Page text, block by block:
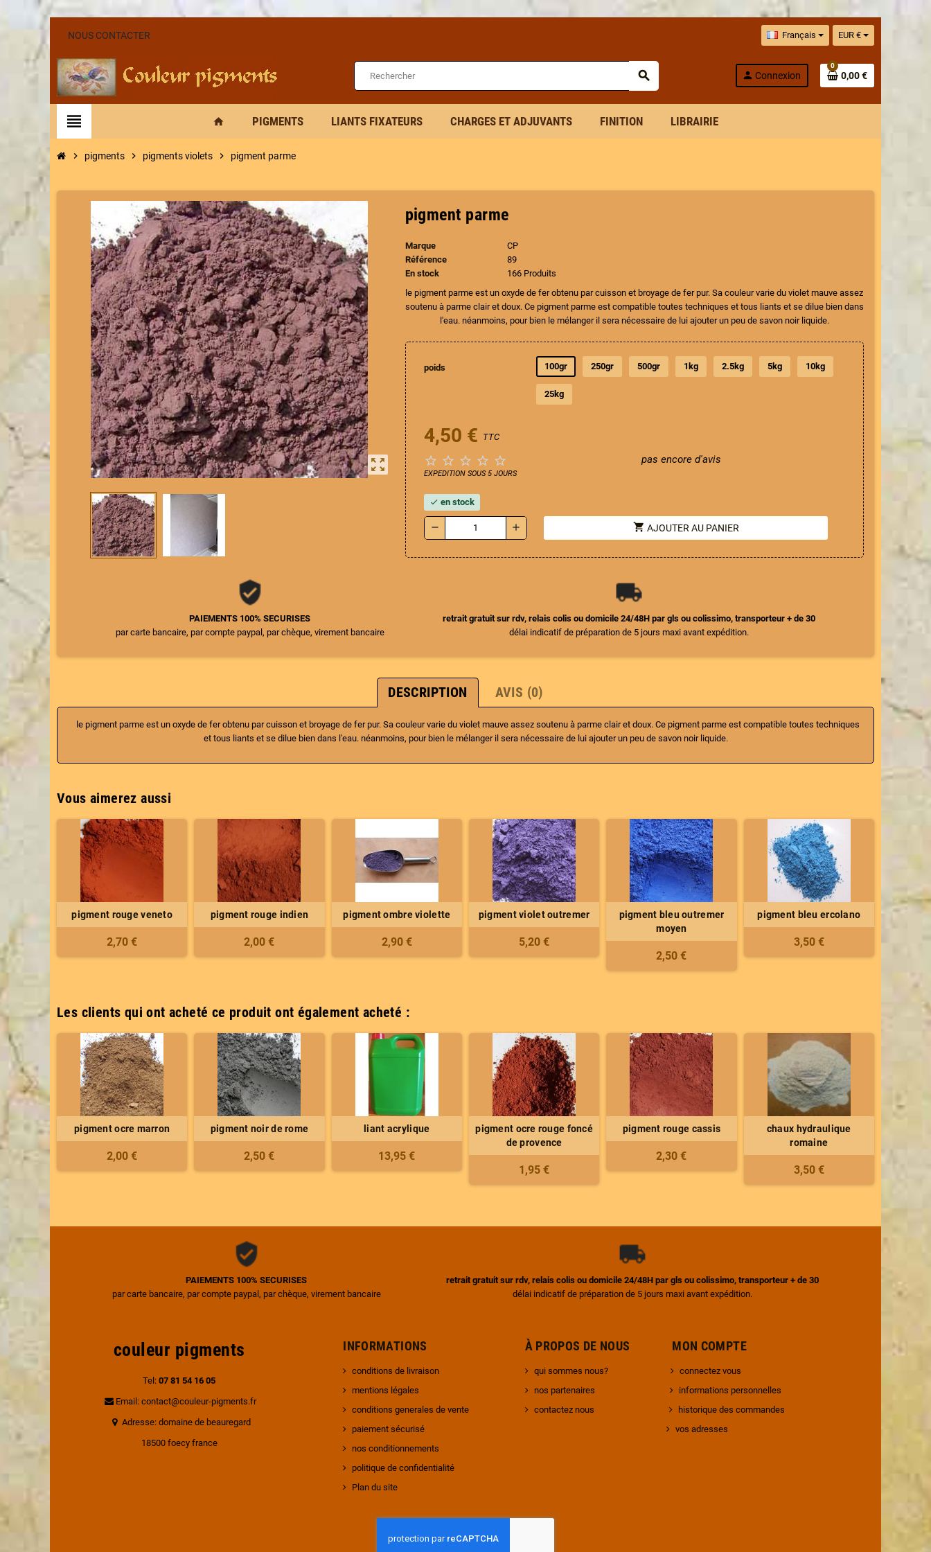
NOUS CONTACTER Français EUR €
search person Connexion
0
0,00 €
view_headline home PIGMENTS LIANTS FIXATEURS CHARGES ET ADJUVANTS FINITION LIBRAIRIE
chevron_right pigments chevron_right pigments violets chevron_right pigment parme
zoom_out_map
pigment parme
Marque
CP
Référence
89
En stock
166 Produits
le pigment parme est un oxyde de fer obtenu par cuisson et broyage de fer pur. Sa couleur varie du violet mauve assez
soutenu à parme clair et doux. Ce pigment parme est compatible toutes techniques et tous liants et se dilue bien dans
l'eau. néanmoins, pour bien le mélanger il sera nécessaire de lui ajouter un peu de savon noir liquide.
poids 100gr 250gr 500gr 1kg 2.5kg 5kg 10kg
25kg
4,50 € TTC
     pas encore d'avis
EXPEDITION SOUS 5 JOURS
check en stock
remove add shopping_cart AJOUTER AU PANIER
PAIEMENTS 100% SECURISES
par carte bancaire, par compte paypal, par chèque, virement bancaire
retrait gratuit sur rdv, relais colis ou domicile 24/48H par gls ou colissimo, transporteur + de 30
délai indicatif de préparation de 5 jours maxi avant expédition.
DESCRIPTION AVIS (0)
le pigment parme est un oxyde de fer obtenu par cuisson et broyage de fer pur. Sa couleur varie du violet mauve assez soutenu à parme clair et doux. Ce pigment parme est compatible toutes techniques
et tous liants et se dilue bien dans l'eau. néanmoins, pour bien le mélanger il sera nécessaire de lui ajouter un peu de savon noir liquide.
Vous aimerez aussi
pigment rouge veneto
2,70 €
pigment rouge indien
2,00 €
pigment ombre violette
2,90 €
pigment violet outremer
5,20 €
pigment bleu outremer
moyen
2,50 €
pigment bleu ercolano
3,50 €
Les clients qui ont acheté ce produit ont également acheté :
pigment ocre marron
2,00 €
pigment noir de rome
2,50 €
liant acrylique
13,95 €
pigment ocre rouge foncé
de provence
1,95 €
pigment rouge cassis
2,30 €
chaux hydraulique
romaine
3,50 €
PAIEMENTS 100% SECURISES
par carte bancaire, par compte paypal, par chèque, virement bancaire
retrait gratuit sur rdv, relais colis ou domicile 24/48H par gls ou colissimo, transporteur + de 30
délai indicatif de préparation de 5 jours maxi avant expédition.
couleur pigments
Tel:07 81 54 16 05
Email: contact@couleur-pigments.fr
Adresse: domaine de beauregard
18500 foecy france
INFORMATIONS
conditions de livraison
mentions légales
conditions generales de vente
paiement sécurisé
nos conditionnements
politique de confidentialité
Plan du site
À PROPOS DE NOUS MON COMPTE
qui sommes nous?
connectez vous
nos partenaires
informations personnelles
contactez nous
historique des commandes
vos adresses